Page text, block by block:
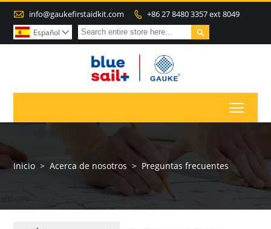
 info@gaukefirstaidkit.com  +86 27 8480 3357 ext 8049

Español 
Inicio > Acerca de nosotros > Preguntas frecuentes